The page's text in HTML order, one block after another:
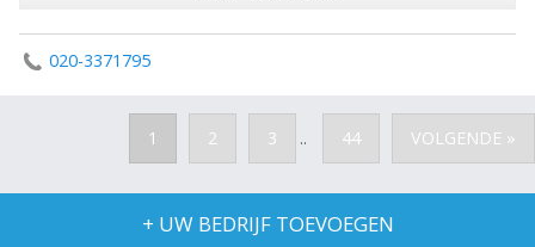
020-3371795
1 2 3 .. 44 VOLGENDE »
+ UW BEDRIJF TOEVOEGEN